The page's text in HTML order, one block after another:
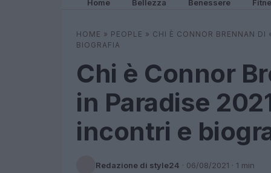
Home Bellezza Benessere
HOME » PEOPLE » CHI È CONNOR BRENNAN DI
BIOGRAFIA
Chi è Connor
in Paradise
incontri e
Redazione di style24 · 06/08/2021 · 1 min